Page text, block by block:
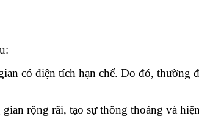
có diện tích hạn chế. Do đó, thường
rộng rãi, tạo sự thông thoáng và